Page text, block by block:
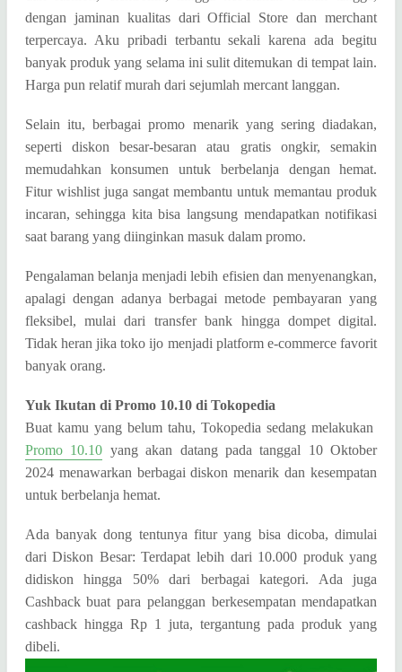
dengan jaminan kualitas dari Official Store dan merchant
terpercaya. Aku pribadi terbantu sekali karena ada begitu
banyak produk yang selama ini sulit ditemukan di tempat lain.
Harga pun relatif murah dari sejumlah mercant langgan.
Selain itu, berbagai promo menarik yang sering diadakan,
seperti diskon besar-besaran atau gratis ongkir, semakin
memudahkan konsumen untuk berbelanja dengan hemat.
Fitur wishlist juga sangat membantu untuk memantau produk
incaran, sehingga kita bisa langsung mendapatkan notifikasi
saat barang yang diinginkan masuk dalam promo.
Pengalaman belanja menjadi lebih efisien dan menyenangkan,
apalagi dengan adanya berbagai metode pembayaran yang
fleksibel, mulai dari transfer bank hingga dompet digital.
Tidak heran jika toko ijo menjadi platform e-commerce favorit
banyak orang.
Yuk Ikutan di Promo 10.10 di Tokopedia
Buat kamu yang belum tahu, Tokopedia sedang melakukan
Promo 10.10 yang akan datang pada tanggal 10 Oktober
2024 menawarkan berbagai diskon menarik dan kesempatan
untuk berbelanja hemat.
Ada banyak dong tentunya fitur yang bisa dicoba, dimulai
dari Diskon Besar: Terdapat lebih dari 10.000 produk yang
didiskon hingga 50% dari berbagai kategori. Ada juga
Cashback buat para pelanggan berkesempatan mendapatkan
cashback hingga Rp 1 juta, tergantung pada produk yang
dibeli.